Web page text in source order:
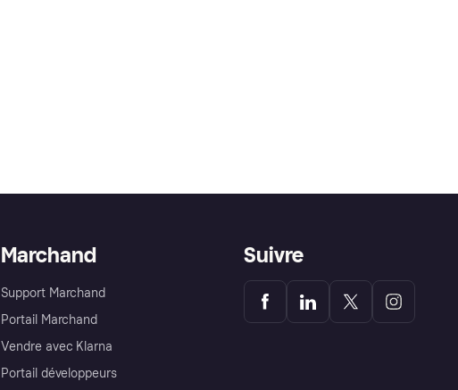
Marchand
Support Marchand
Portail Marchand
Vendre avec Klarna
Portail développeurs
Suivre